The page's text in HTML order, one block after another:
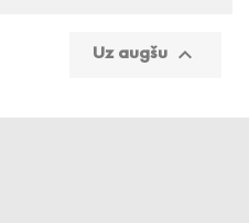
Uz augšu 